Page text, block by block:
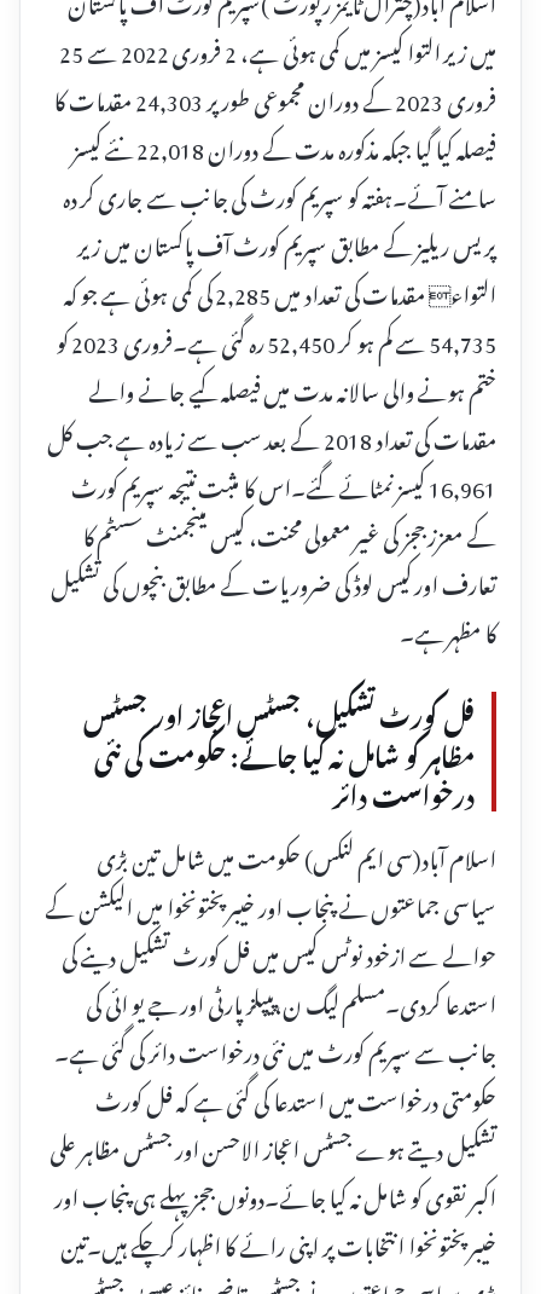
میں زیر التوا کیسز میں کمی ہوئی ہے، 2 فروری 2022 سے 25
فروری 2023 کے دوران مجموعی طور پر 24,303 مقدمات کا
فیصلہ کیا گیا جبکہ مذکورہ مدت کے دوران 22,018 نئے کیسز
سامنے آئے۔ہفتہ کو سپریم کورٹ کی جانب سے جاری کر دہ
پریس ریلیز کے مطابق سپریم کورٹ آف پاکستان میں زیر
التواء مقدمات کی تعداد میں 2,285 کی کمی ہوئی ہے جو کہ
54,735 سے کم ہو کر 52,450 رہ گئی ہے۔فروری 2023 کو
ختم ہونے والی سالانہ مدت میں فیصلہ کیے جانے والے
مقدمات کی تعداد 2018 کے بعد سب سے زیادہ ہے جب کل
16,961 کیسز نمٹائے گئے۔اس کا مثبت نتیجہ سپریم کورٹ
کے معزز ججز کی غیر معمولی محنت، کیس مینجمنٹ سسٹم کا
تعارف اور کیس لوڈ کی ضروریات کے مطابق بنچوں کی تشکیل
کا مظہر ہے۔
فل کورٹ تشکیل، جسٹس اعجاز اور جسٹس
مظاہر کو شامل نہ کیا جائے: حکومت کی نئی
درخواست دائر
اسلام آباد(سی ایم لنکس) حکومت میں شامل تین بڑی
سیاسی جماعتوں نے پنجاب اور خیبر پختونخوا میں الیکشن کے
حوالے سے ازخود نوٹس کیس میں فل کورٹ تشکیل دینے کی
استدعا کردی۔مسلم لیگ ن،پیپلز پارٹی اور جے یو ائی کی
جانب سے سپریم کورٹ میں نئی درخواست دائر کی گئی ہے۔
حکومتی درخواست میں استدعا کی گئی ہے کہ فل کورٹ
تشکیل دیتے ہوے جسٹس اعجاز الاحسن اور جسٹس مظاہر علی
اکبر نقوی کو شامل نہ کیا جائے۔دونوں ججز پہلے ہی پنجاب اور
خیبرپختونخوا انتخابات پر اپنی رائے کا اظہار کرچکے ہیں۔تین